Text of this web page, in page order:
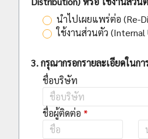
นำไปเผยแพร่ต่อ (Re-
ใช้งานส่วนตัว (Internal
3.กรุณากรอกรายละเอียดในก
ชื่อบริษัท
ชื่อผู้ติดต่อ